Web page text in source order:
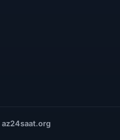
az24saat.org